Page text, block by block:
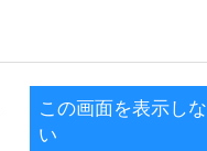
この画面を表示しな
い